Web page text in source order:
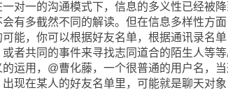
一的沟通模式下，信息的多义性已经被降
会有多截然不同的解读。但在信息多样性方
可能，你可以根据好友名单，根据通讯录名
者共同的事件来寻找志同道合的陌生人等
的运用，@曹化藤，一个很普通的用户名，
出现在某人的好友名单里，可能就是聊天对